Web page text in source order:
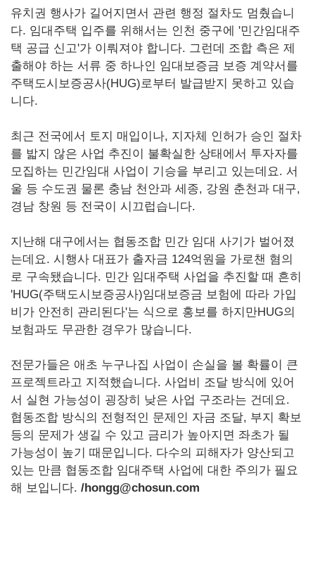
유치권 행사가 길어지면서 관련 행정 절차도 멈췄습니
다. 임대주택 입주를 위해서는 인천 중구에 '민간임대주
택 공급 신고'가 이뤄져야 합니다. 그런데 조합 측은 제
출해야 하는 서류 중 하나인 임대보증금 보증 계약서를
주택도시보증공사(HUG)로부터 발급받지 못하고 있습
니다.
최근 전국에서 토지 매입이나, 지자체 인허가 승인 절차
를 밟지 않은 사업 추진이 불확실한 상태에서 투자자를
모집하는 민간임대 사업이 기승을 부리고 있는데요. 서
울 등 수도권 물론 충남 천안과 세종, 강원 춘천과 대구,
경남 창원 등 전국이 시끄럽습니다.
지난해 대구에서는 협동조합 민간 임대 사기가 벌어졌
는데요. 시행사 대표가 출자금 124억원을 가로챈 혐의
로 구속됐습니다. 민간 임대주택 사업을 추진할 때 흔히
'HUG(주택도시보증공사)임대보증금 보험에 따라 가입
비가 안전히 관리된다'는 식으로 홍보를 하지만HUG의
보험과도 무관한 경우가 많습니다.
전문가들은 애초 누구나집 사업이 손실을 볼 확률이 큰
프로젝트라고 지적했습니다. 사업비 조달 방식에 있어
서 실현 가능성이 굉장히 낮은 사업 구조라는 건데요.
협동조합 방식의 전형적인 문제인 자금 조달, 부지 확보
등의 문제가 생길 수 있고 금리가 높아지면 좌초가 될
가능성이 높기 때문입니다. 다수의 피해자가 양산되고
있는 만큼 협동조합 임대주택 사업에 대한 주의가 필요
해 보입니다. /hongg@chosun.com